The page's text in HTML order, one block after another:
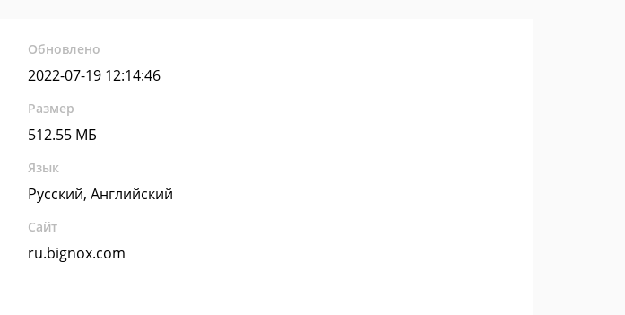
Обновлено
2022-07-19 12:14:46
Размер
512.55 МБ
Язык
Русский, Английский
Сайт
ru.bignox.com